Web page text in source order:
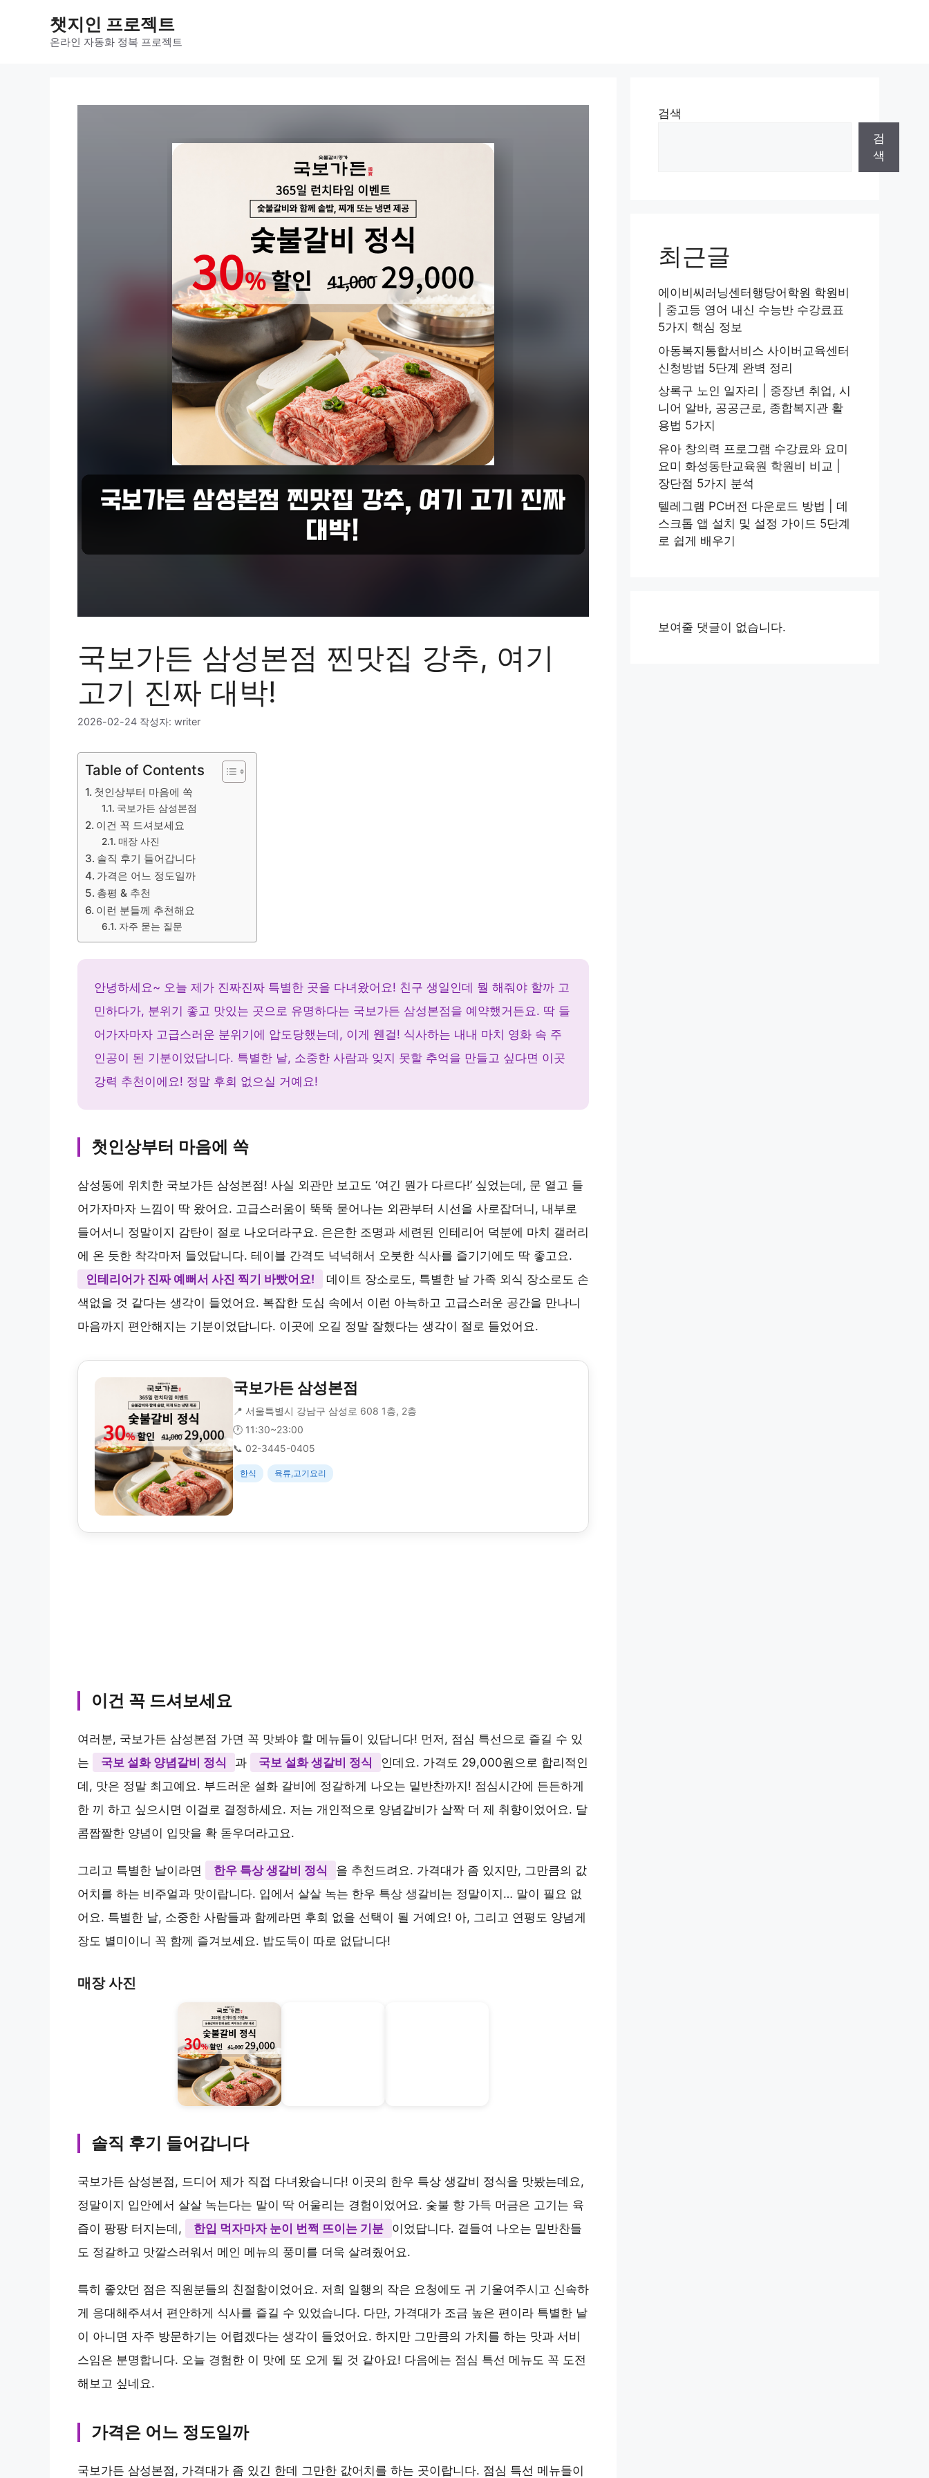
챗지인 프로젝트
온라인 자동화 정복 프로젝트
국보가든 삼성본점 찐맛집 강추, 여기
고기 진짜 대박!
2026-02-24 작성자: writer
Table of Contents
첫인상부터 마음에 쏙
국보가든 삼성본점
이건 꼭 드셔보세요
매장 사진
솔직 후기 들어갑니다
가격은 어느 정도일까
총평 & 추천
이런 분들께 추천해요
자주 묻는 질문
안녕하세요~ 오늘 제가 진짜진짜 특별한 곳을 다녀왔어요! 친구 생일인데 뭘 해줘야 할까 고
민하다가, 분위기 좋고 맛있는 곳으로 유명하다는 국보가든 삼성본점을 예약했거든요. 딱 들
어가자마자 고급스러운 분위기에 압도당했는데, 이게 웬걸! 식사하는 내내 마치 영화 속 주
인공이 된 기분이었답니다. 특별한 날, 소중한 사람과 잊지 못할 추억을 만들고 싶다면 이곳
강력 추천이에요! 정말 후회 없으실 거예요!
첫인상부터 마음에 쏙
삼성동에 위치한 국보가든 삼성본점! 사실 외관만 보고도 ‘여긴 뭔가 다르다!’ 싶었는데, 문 열고 들
어가자마자 느낌이 딱 왔어요. 고급스러움이 뚝뚝 묻어나는 외관부터 시선을 사로잡더니, 내부로
들어서니 정말이지 감탄이 절로 나오더라구요. 은은한 조명과 세련된 인테리어 덕분에 마치 갤러리
에 온 듯한 착각마저 들었답니다. 테이블 간격도 넉넉해서 오붓한 식사를 즐기기에도 딱 좋고요.
인테리어가 진짜 예뻐서 사진 찍기 바빴어요!
데이트 장소로도, 특별한 날 가족 외식 장소로도 손
색없을 것 같다는 생각이 들었어요. 복잡한 도심 속에서 이런 아늑하고 고급스러운 공간을 만나니
마음까지 편안해지는 기분이었답니다. 이곳에 오길 정말 잘했다는 생각이 절로 들었어요.
국보가든 삼성본점
📍 서울특별시 강남구 삼성로 608 1층, 2층
🕐 11:30~23:00
📞 02-3445-0405
한식 육류,고기요리
여러분, 국보가든 삼성본점 가면 꼭 맛봐야 할 메뉴들이 있답니다! 먼저, 점심 특선으로 즐길 수 있
는
국보 설화 양념갈비 정식 과 국보 설화 생갈비 정식
인데요. 가격도 29,000원으로 합리적인
데, 맛은 정말 최고예요. 부드러운 설화 갈비에 정갈하게 나오는 밑반찬까지! 점심시간에 든든하게
콤짭짤한 양념이 입맛을 확 돋우더라고요.
그리고 특별한 날이라면 한우 특상 생갈비 정식
어치를 하는 비주얼과 맛이랍니다. 입에서 살살 녹는 한우 특상 생갈비는 정말이지… 말이 필요 없
어요. 특별한 날, 소중한 사람들과 함께라면 후회 없을 선택이 될 거예요! 아, 그리고 연평도 양념게
장도 별미이니 꼭 함께 즐겨보세요. 밥도둑이 따로 없답니다!
매장 사진
솔직 후기 들어갑니다
국보가든 삼성본점, 드디어 제가 직접 다녀왔습니다! 이곳의 한우 특상 생갈비 정식을 맛봤는데요,
정말이지 입안에서 살살 녹는다는 말이 딱 어울리는 경험이었어요. 숯불 향 가득 머금은 고기는 육
즙이 팡팡 터지는데,
특히 좋았던 점은 직원분들의 친절함이었어요. 저희 일행의 작은 요청에도 귀 기울여주시고 신속하
검색
검
색
최근글
에이비씨러닝센터행당어학원 학원비
| 중고등 영어 내신 수능반 수강료표
5가지 핵심 정보
아동복지통합서비스 사이버교육센터
신청방법 5단계 완벽 정리
상록구 노인 일자리 | 중장년 취업, 시
니어 알바, 공공근로, 종합복지관 활
용법 5가지
유아 창의력 프로그램 수강료와 요미
요미 화성동탄교육원 학원비 비교 |
장단점 5가지 분석
텔레그램 PC버전 다운로드 방법 | 데
스크톱 앱 설치 및 설정 가이드 5단계
로 쉽게 배우기
보여줄 댓글이 없습니다.